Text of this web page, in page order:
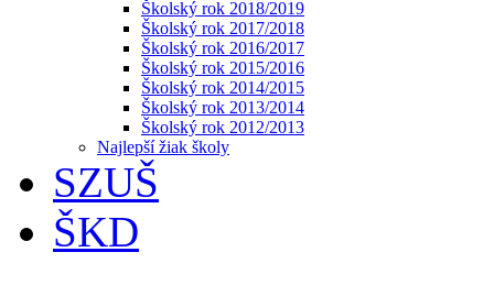
Školský rok 2018/2019
Školský rok 2017/2018
Školský rok 2016/2017
Školský rok 2015/2016
Školský rok 2014/2015
Školský rok 2013/2014
Školský rok 2012/2013
Najlepší žiak školy
SZUŠ
ŠKD